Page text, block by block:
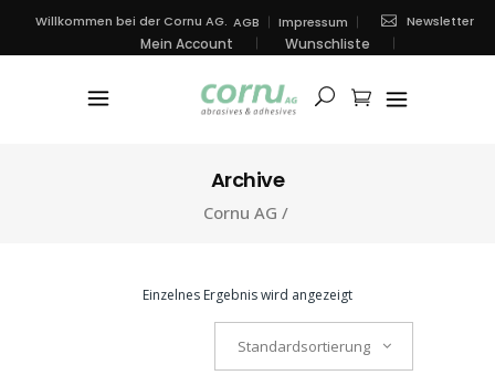
Willkommen bei der Cornu AG. AGB Impressum Newsletter
Mein Account Wunschliste
Archive
Cornu AG /
Einzelnes Ergebnis wird angezeigt
Standardsortierung